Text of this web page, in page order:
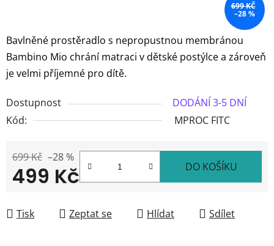
Bavlněné prostěradlo s nepropustnou membránou
Bambino Mio chrání matraci v dětské postýlce a zároveň
je velmi příjemné pro dítě.
Dostupnost
DODÁNÍ 3-5 DNÍ
Kód:
MPROC FITC
699 Kč –28 %
499 Kč DO KOŠÍKU
Tisk Zeptat se Hlídat Sdílet
699 KČ
–28 %